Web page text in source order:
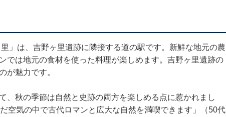
」は、吉野ヶ里遺跡に隣接する道の駅です。新鮮な地元の農
では地元の食材を使った料理が楽しめます。吉野ヶ里遺跡の
が魅力です。
、秋の季節は自然と史跡の両方を楽しめる点に惹かれまし
空気の中で古代ロマンと広大な自然を満喫できます」（50代